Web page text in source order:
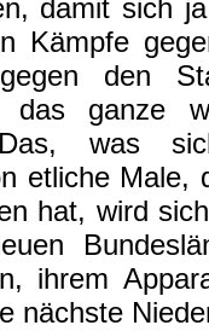
damit sich
Kämpfe
gegen den
das ganze
Das, was
etliche
hat, wird
ihrem
nächste